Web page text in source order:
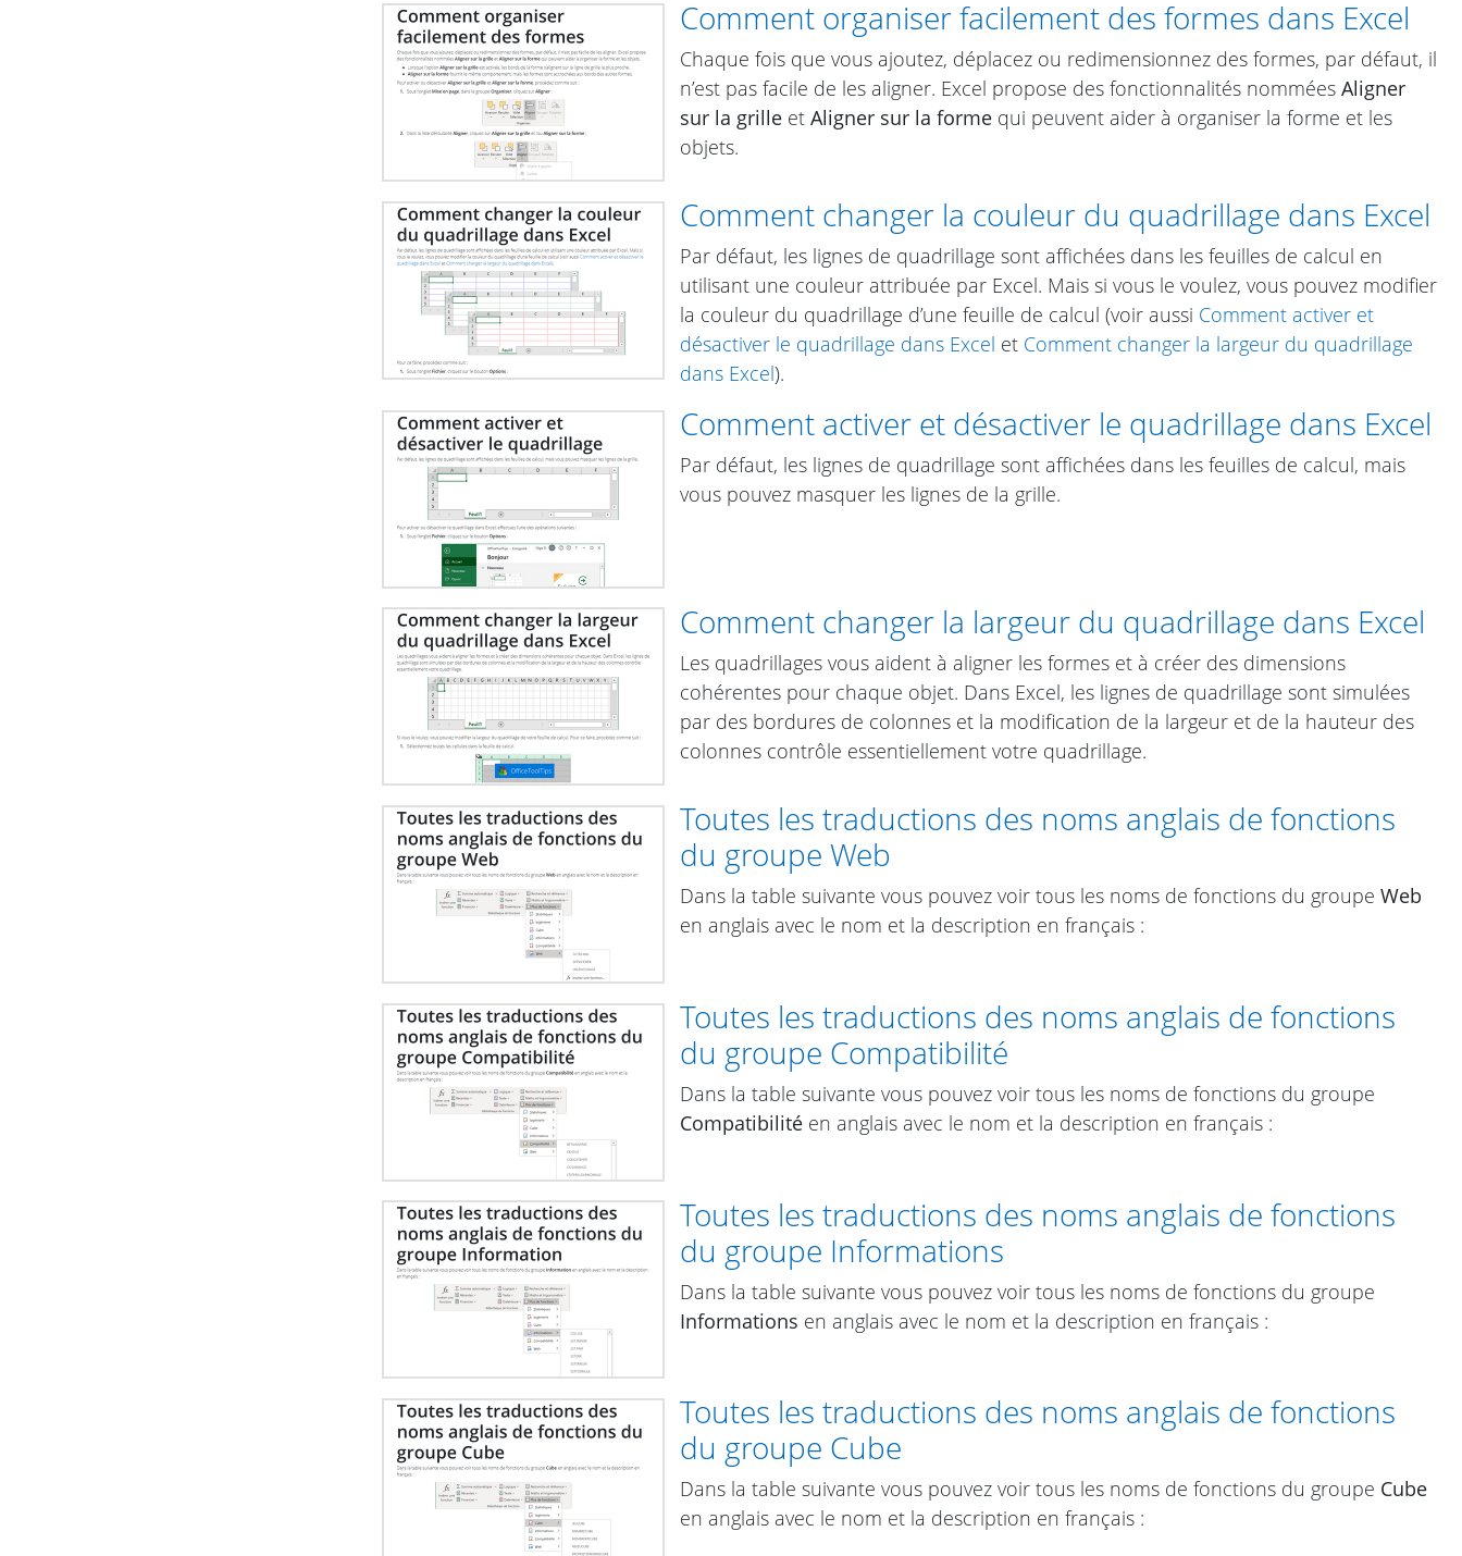
Comment organiser facilement des formes dans Excel
Chaque fois que vous ajoutez, déplacez ou redimensionnez des formes, par défaut, il
n’est pas facile de les aligner. Excel propose des fonctionnalités nommées Aligner
sur la grille et Aligner sur la forme qui peuvent aider à organiser la forme et les
objets.
Comment changer la couleur du quadrillage dans Excel
Par défaut, les lignes de quadrillage sont affichées dans les feuilles de calcul en
utilisant une couleur attribuée par Excel. Mais si vous le voulez, vous pouvez modifier
la couleur du quadrillage d’une feuille de calcul (voir aussi Comment activer et
désactiver le quadrillage dans Excel et Comment changer la largeur du quadrillage
dans Excel).
Comment activer et désactiver le quadrillage dans Excel
Par défaut, les lignes de quadrillage sont affichées dans les feuilles de calcul, mais
vous pouvez masquer les lignes de la grille.
Comment changer la largeur du quadrillage dans Excel
Les quadrillages vous aident à aligner les formes et à créer des dimensions
cohérentes pour chaque objet. Dans Excel, les lignes de quadrillage sont simulées
par des bordures de colonnes et la modification de la largeur et de la hauteur des
colonnes contrôle essentiellement votre quadrillage.
Toutes les traductions des noms anglais de fonctions
du groupe Web
Dans la table suivante vous pouvez voir tous les noms de fonctions du groupe Web
en anglais avec le nom et la description en français :
Toutes les traductions des noms anglais de fonctions
du groupe Compatibilité
Dans la table suivante vous pouvez voir tous les noms de fonctions du groupe
Compatibilité en anglais avec le nom et la description en français :
Toutes les traductions des noms anglais de fonctions
du groupe Informations
Dans la table suivante vous pouvez voir tous les noms de fonctions du groupe
Informations en anglais avec le nom et la description en français :
Toutes les traductions des noms anglais de fonctions
du groupe Cube
Dans la table suivante vous pouvez voir tous les noms de fonctions du groupe Cube
en anglais avec le nom et la description en français :